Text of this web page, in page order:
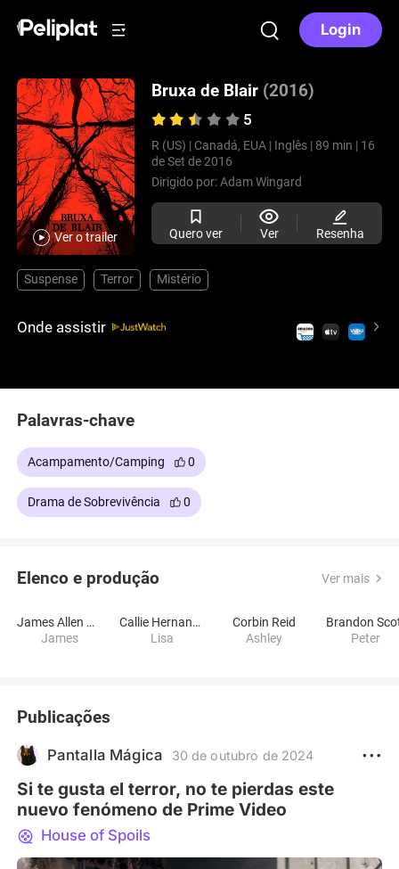
Login
Ver o trailer
Bruxa de Blair (2016)
5
R (US) | Canadá, EUA | Inglês | 89 min | 16
de Set de 2016
Dirigido por:Adam Wingard
Quero ver Ver Resenha
Suspense Terror Mistério
Onde assistir
Palavras-chave
Acampamento/Camping 0
Drama de Sobrevivência 0
Elenco e produção Ver mais
James Allen McCune
James
Callie Hernandez
Lisa
Corbin Reid
Ashley
Brandon
Peter
Publicações
Pantalla Mágica 30 de outubro de 2024
Si te gusta el terror, no te pierdas este
nuevo fenómeno de Prime Video
House of Spoils